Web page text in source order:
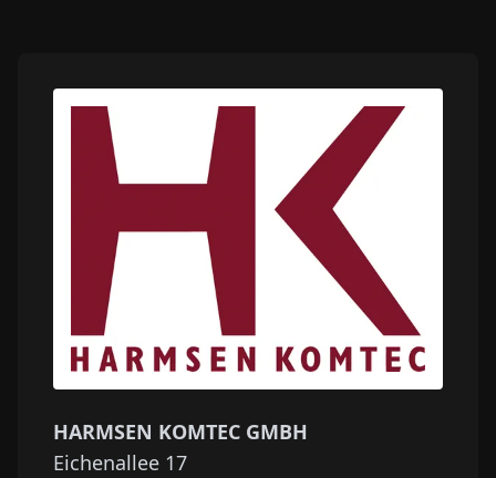
HARMSEN KOMTEC GMBH
Eichenallee 17